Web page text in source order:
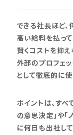
できる社長ほど、
高い給料を払っ
賢くコストを抑
外部のプロフェッ
として徹底的に使
ポイントは、す
の意思決定」や「
に何日も出社し